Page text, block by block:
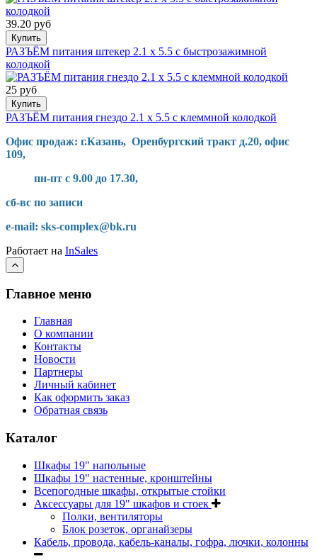
39.20 руб
Купить
РАЗЪЁМ питания штекер 2.1 х 5.5 с быстрозажимной
колодкой
25 руб
Купить
РАЗЪЁМ питания гнездо 2.1 х 5.5 с клеммной колодкой
Офис продаж: г.Казань, Оренбургский тракт д.20, офис
109,
пн-пт с 9.00 до 17.30,
сб-вс по записи
e-mail: sks-complex@bk.ru
Работает на InSales
Главное меню
Главная
О компании
Контакты
Новости
Партнеры
Личный кабинет
Как оформить заказ
Обратная связь
Каталог
Шкафы 19" напольные
Шкафы 19" настенные, кронштейны
Всепогодные шкафы, открытые стойки
Аксессуары для 19" шкафов и стоек
Полки, вентиляторы
Блок розеток, органайзеры
Кабель, провода, кабель-каналы, гофра, лючки, колонны